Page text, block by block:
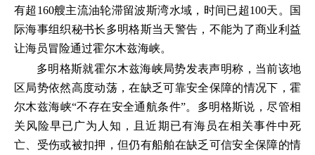
有超160艘主流油轮滞留波斯湾水域，时间已超100天。国
际海事组织秘书长多明格斯当天警告，不能为了商业利益
让海员冒险通过霍尔木兹海峡。
多明格斯就霍尔木兹海峡局势发表声明称，当前该地
区局势依然高度动荡，在缺乏可靠安全保障的情况下，霍
尔木兹海峡“不存在安全通航条件”。多明格斯说，尽管相
关风险早已广为人知，且近期已有海员在相关事件中死
亡、受伤或被扣押，但仍有船舶在缺乏可信安全保障的情